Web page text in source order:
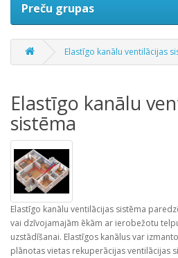
Preču grupas
Elastīgo kanālu ventilācijas
Elastīgo kanālu
sistēma
Elastīgo kanālu ventilācijas sistēma
vai dzīvojamajām ēkām ar ierobežotu
uzstādīšanai. Elastīgos kanālus var
plānotas vietas rekuperācijas ventilācijas